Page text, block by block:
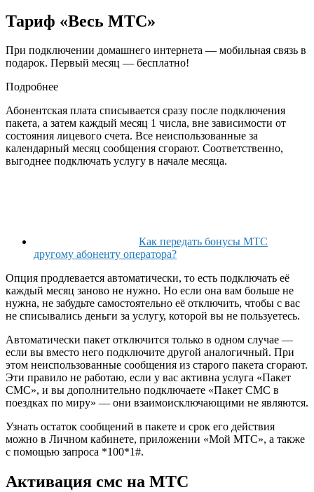
Тариф «Весь МТС»
При подключении домашнего интернета — мобильная связь в
подарок. Первый месяц — бесплатно!
Подробнее
Абонентская плата списывается сразу после подключения
пакета, а затем каждый месяц 1 числа, вне зависимости от
состояния лицевого счета. Все неиспользованные за
календарный месяц сообщения сгорают. Соответственно,
выгоднее подключать услугу в начале месяца.
Как передать бонусы МТС
другому абоненту оператора?
Опция продлевается автоматически, то есть подключать её
каждый месяц заново не нужно. Но если она вам больше не
нужна, не забудьте самостоятельно её отключить, чтобы с вас
не списывались деньги за услугу, которой вы не пользуетесь.
Автоматически пакет отключится только в одном случае —
если вы вместо него подключите другой аналогичный. При
этом неиспользованные сообщения из старого пакета сгорают.
Эти правило не работаю, если у вас активна услуга «Пакет
СМС», и вы дополнительно подключаете «Пакет СМС в
поездках по миру» — они взаимоисключающими не являются.
Узнать остаток сообщений в пакете и срок его действия
можно в Личном кабинете, приложении «Мой МТС», а также
с помощью запроса *100*1#.
Активация смс на МТС